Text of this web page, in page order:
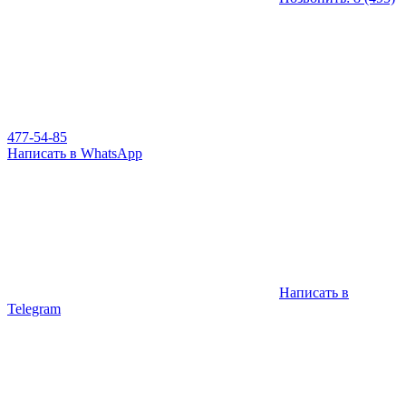
477-54-85
Написать в WhatsApp
Написать в
Telegram